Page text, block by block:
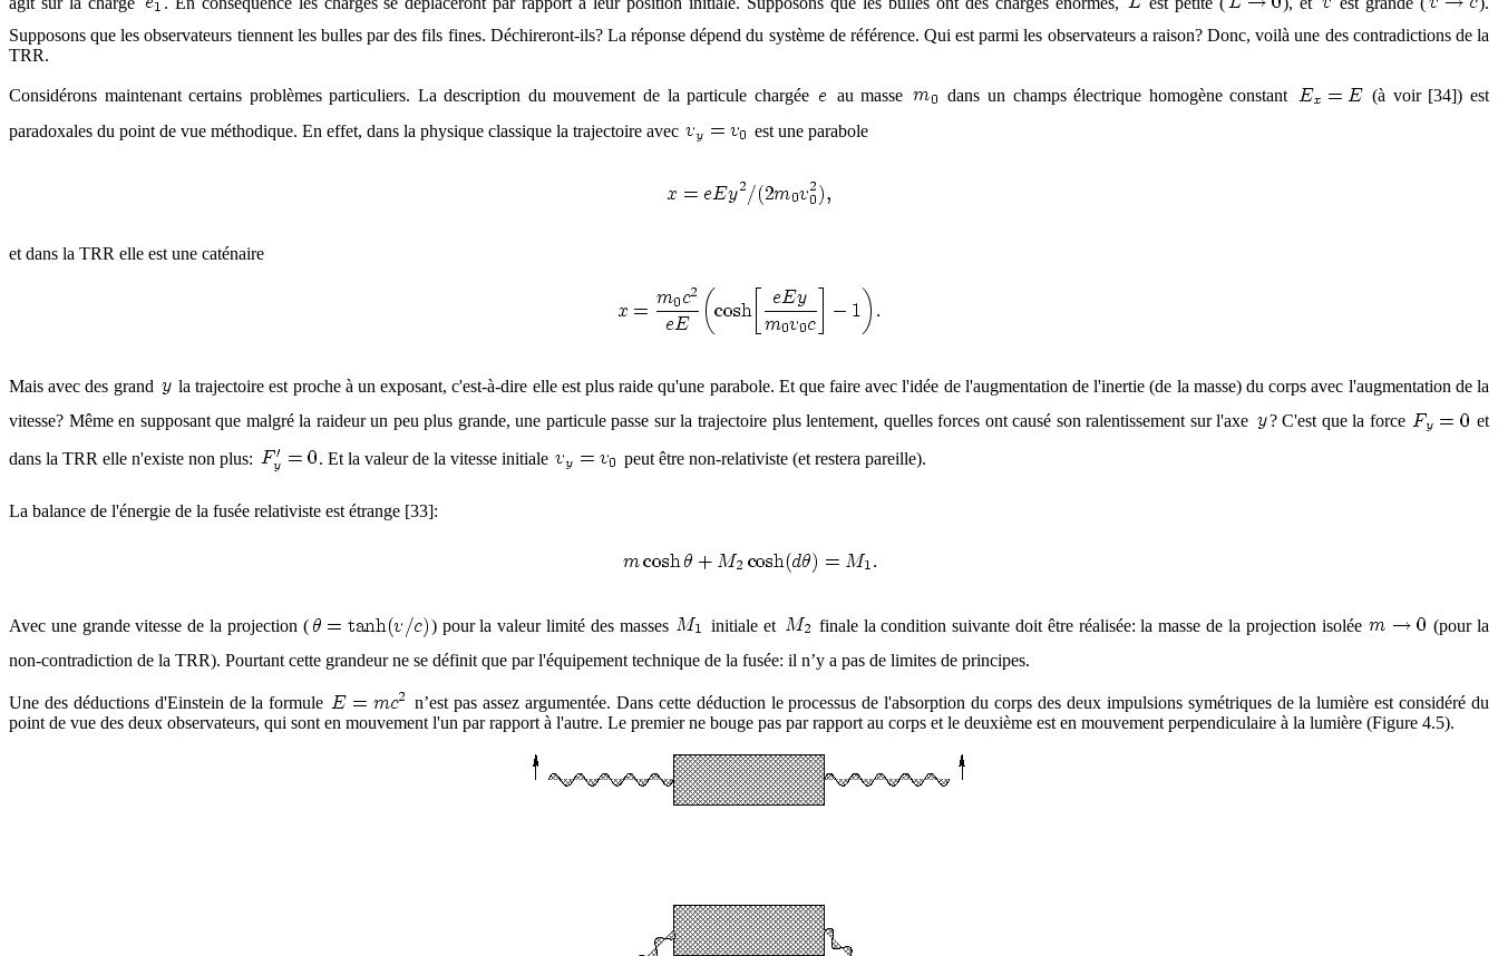
Supposons que les observateurs tiennent les bulles par des fils fines. Déchireront-ils? La réponse dépend du système de référence. Qui est parmi les observateurs a raison? Donc, voilà une des contradictions de la
TRR.
Considérons maintenant certains problèmes particuliers. La description du mouvement de la particule chargée au masse dans un champs électrique homogène constant
(à voir [34]) est
paradoxales du point de vue méthodique. En effet, dans la physique classique la trajectoire avec
est une parabole
et dans la TRR elle est une caténaire
Mais avec des grand
la trajectoire est proche à un exposant, c'est-à-dire elle est plus raide qu'une parabole. Et que faire avec l'idée de l'augmentation de l'inertie (de la masse) du corps avec l'augmentation de la
vitesse? Même en supposant que malgré la raideur un peu plus grande, une particule passe sur la trajectoire plus lentement, quelles forces ont causé son ralentissement sur l'axe
? C'est que la force
et
dans la TRR elle n'existe non plus:
. Et la valeur de la vitesse initiale peut être non-relativiste (et restera pareille).
La balance de l'énergie de la fusée relativiste est étrange [33]:
Avec une grande vitesse de la projection ( ) pour la valeur limité des masses initiale et finale la condition suivante doit être réalisée: la masse de la projection isolée
(pour la
non-contradiction de la TRR). Pourtant cette grandeur ne se définit que par l'équipement technique de la fusée: il n’y a pas de limites de principes.
Une des déductions d'Einstein de la formule
n’est pas assez argumentée. Dans cette déduction le processus de l'absorption du corps des deux impulsions symétriques de la lumière est considéré du
point de vue des deux observateurs, qui sont en mouvement l'un par rapport à l'autre. Le premier ne bouge pas par rapport au corps et le deuxième est en mouvement perpendiculaire à la lumière (Figure 4.5).